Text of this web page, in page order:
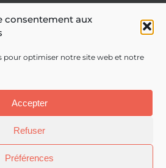
consentement aux
pour optimiser notre site web et notre
Accepter
Refuser
Préférences
ACCK